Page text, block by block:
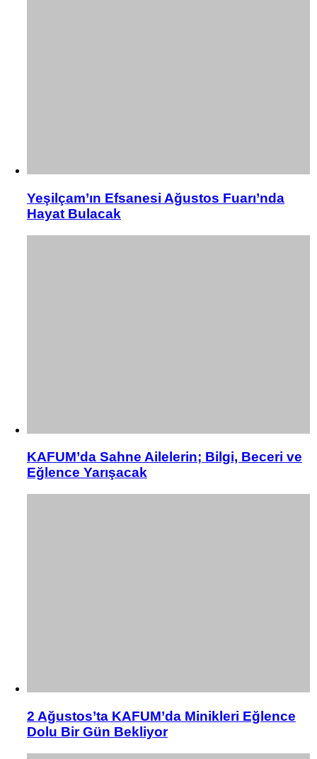
Yeşilçam’ın Efsanesi Ağustos Fuarı’nda
Hayat Bulacak
KAFUM’da Sahne Ailelerin; Bilgi, Beceri ve
Eğlence Yarışacak
2 Ağustos’ta KAFUM’da Minikleri Eğlence
Dolu Bir Gün Bekliyor